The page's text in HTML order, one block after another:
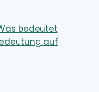
bedeutet
auf